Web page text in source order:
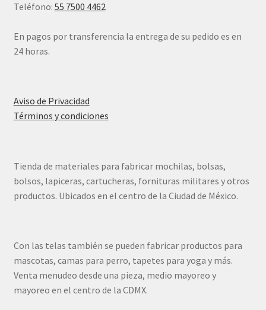
Teléfono: 55 7500 4462
En pagos por transferencia la entrega de su pedido es en
24 horas.
Aviso de Privacidad
Términos y condiciones
Tienda de materiales para fabricar mochilas, bolsas,
bolsos, lapiceras, cartucheras, fornituras militares y otros
productos. Ubicados en el centro de la Ciudad de México.
Con las telas también se pueden fabricar productos para
mascotas, camas para perro, tapetes para yoga y más.
Venta menudeo desde una pieza, medio mayoreo y
mayoreo en el centro de la CDMX.